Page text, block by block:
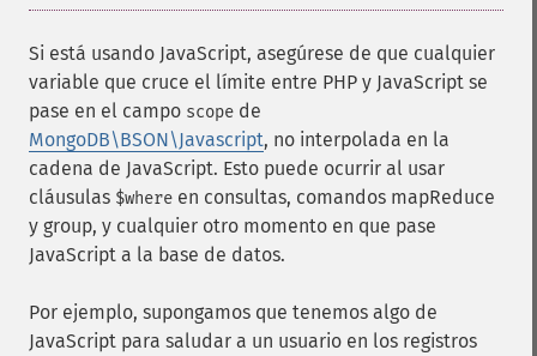
Si está usando JavaScript, asegúrese de que cualquier
variable que cruce el límite entre PHP y JavaScript se
pase en el campo scope de
MongoDB\BSON\Javascript, no interpolada en la
cadena de JavaScript. Esto puede ocurrir al usar
cláusulas $where en consultas, comandos mapReduce
y group, y cualquier otro momento en que pase
JavaScript a la base de datos.
Por ejemplo, supongamos que tenemos algo de
JavaScript para saludar a un usuario en los registros